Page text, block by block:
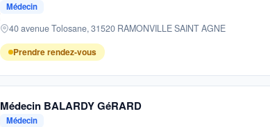
Médecin
40 avenue Tolosane, 31520 RAMONVILLE SAINT AGNE
Prendre rendez-vous
Médecin BALARDY GéRARD
Médecin